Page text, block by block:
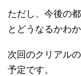
ただし、今後の
とどうなるかわ
次回のクリアル
予定です。